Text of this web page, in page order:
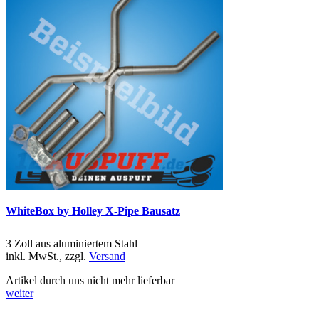
WhiteBox by Holley X-Pipe Bausatz
3 Zoll aus aluminiertem Stahl
inkl. MwSt., zzgl. Versand
Artikel durch uns nicht mehr lieferbar
weiter